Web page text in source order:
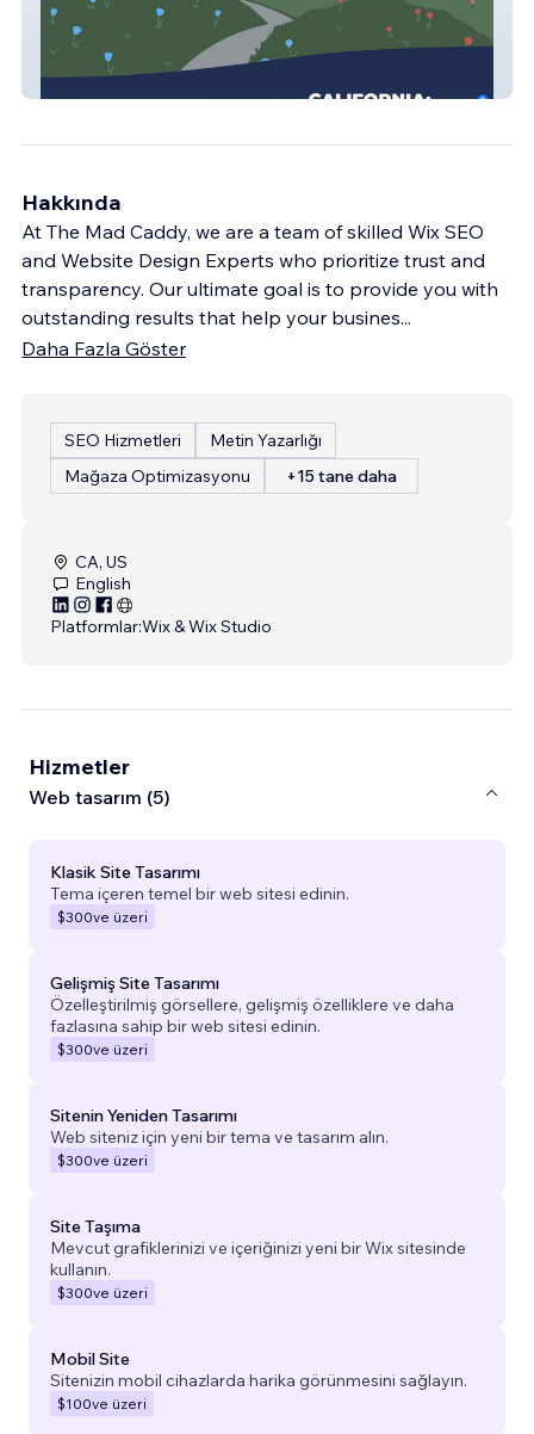
ProRep Coalition
Hakkında
At The Mad Caddy, we are a team of skilled Wix SEO
and Website Design Experts who prioritize trust and
transparency. Our ultimate goal is to provide you with
outstanding results that help your busines...
Daha Fazla Göster
SEO Hizmetleri
Metin Yazarlığı
Mağaza Optimizasyonu
+15 tane daha
CA, US
English
Platformlar:Wix & Wix Studio
Hizmetler
Web tasarım (5)
Klasik Site Tasarımı
Tema içeren temel bir web sitesi edinin.
$300ve üzeri
Gelişmiş Site Tasarımı
Özelleştirilmiş görsellere, gelişmiş özelliklere ve daha
fazlasına sahip bir web sitesi edinin.
$300ve üzeri
Sitenin Yeniden Tasarımı
Web siteniz için yeni bir tema ve tasarım alın.
$300ve üzeri
Site Taşıma
Mevcut grafiklerinizi ve içeriğinizi yeni bir Wix sitesinde
kullanın.
$300ve üzeri
Mobil Site
Sitenizin mobil cihazlarda harika görünmesini sağlayın.
$100ve üzeri